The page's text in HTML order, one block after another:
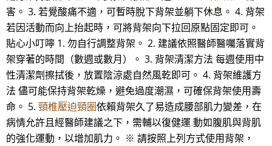
害。 3. 若覺酸痛不適，可暫時脫下背架並躺下休息。 4. 背架
若因活動而向上抬起時，可將背架向下拉回原點固定即可。
貼心小叮嚀 1. 勿自行調整背架。 2. 建議依照醫師醫囑落實背
架穿著的時間（數週或數月）。 3. 背架清潔方法 每週使用中
性清潔劑擦拭後，放置陰涼處自然風乾即可。 4. 背架維護方
法 儘可能保持背架乾燥，避免過度潮濕，可確保背架使用壽
命。 5. 頸椎壓迫頸圈依賴背架久了易造成腰部肌力變差，在
病情允許且經醫師建議之下，需輔以復健運 動如腹肌與背肌
的強化運動，以增加肌力。 ※ 請按照上列方式使用背架，